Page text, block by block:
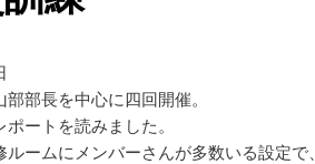
部長を中心に四回開催。
ートを読みました。
ームにメンバーさんが多数いる設定で、